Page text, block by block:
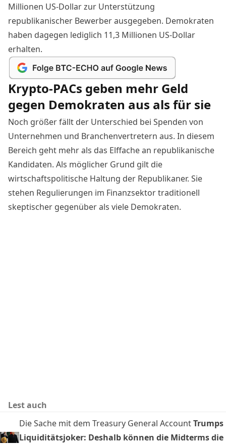
Millionen US-Dollar zur Unterstützung
republikanischer Bewerber ausgegeben. Demokraten
haben dagegen lediglich 11,3 Millionen US-Dollar
erhalten.
Krypto-PACs geben mehr Geld
gegen Demokraten aus als für sie
Noch größer fällt der Unterschied bei Spenden von
Unternehmen und Branchenvertretern aus. In diesem
Bereich geht mehr als das Elffache an republikanische
Kandidaten. Als möglicher Grund gilt die
wirtschaftspolitische Haltung der Republikaner. Sie
stehen Regulierungen im Finanzsektortraditionell
skeptischer gegenüber als viele Demokraten.
Lest auch
Die Sache mit dem Treasury General AccountTrumps
Liquiditätsjoker: Deshalb können die Midterms die